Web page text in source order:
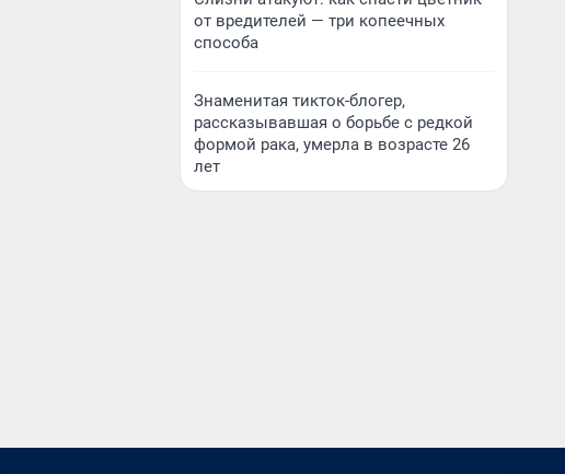
от вредителей — три копеечных
способа
Знаменитая тикток-блогер,
рассказывавшая о борьбе с редкой
формой рака, умерла в возрасте 26
лет